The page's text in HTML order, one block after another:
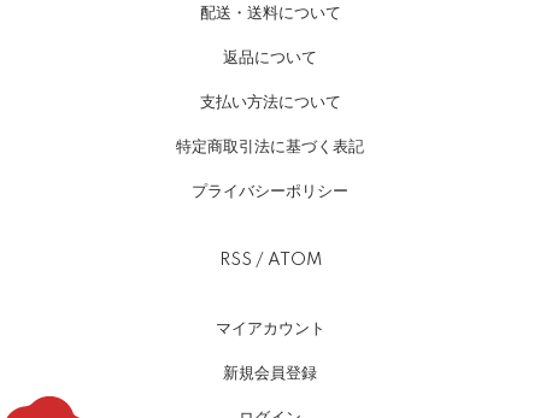
配送・送料について
返品について
支払い方法について
特定商取引法に基づく表記
プライバシーポリシー
RSS / ATOM
マイアカウント
新規会員登録